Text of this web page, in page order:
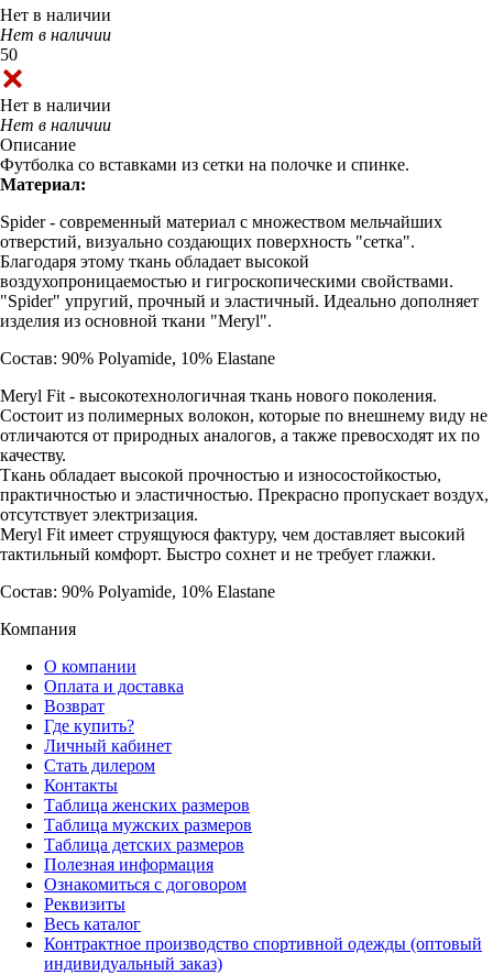
Нет в наличии
Нет в наличии
50
Нет в наличии
Нет в наличии
Описание
Футболка со вставками из сетки на полочке и спинке.
Материал:
Spider - современный материал с множеством мельчайших
отверстий, визуально создающих поверхность "сетка".
Благодаря этому ткань обладает высокой
воздухопроницаемостью и гигроскопическими свойствами.
"Spider" упругий, прочный и эластичный. Идеально дополняет
изделия из основной ткани "Meryl".
Состав: 90% Polyamide, 10% Elastane
Meryl Fit - высокотехнологичная ткань нового поколения.
Состоит из полимерных волокон, которые по внешнему виду не
отличаются от природных аналогов, а также превосходят их по
качеству.
Ткань обладает высокой прочностью и износостойкостью,
практичностью и эластичностью. Прекрасно пропускает воздух,
отсутствует электризация.
Meryl Fit имеет струящуюся фактуру, чем доставляет высокий
тактильный комфорт. Быстро сохнет и не требует глажки.
Состав: 90% Polyamide, 10% Elastane
Компания
О компании
Оплата и доставка
Возврат
Где купить?
Личный кабинет
Стать дилером
Контакты
Таблица женских размеров
Таблица мужских размеров
Таблица детских размеров
Полезная информация
Ознакомиться с договором
Реквизиты
Весь каталог
Контрактное производство спортивной одежды (оптовый
индивидуальный заказ)